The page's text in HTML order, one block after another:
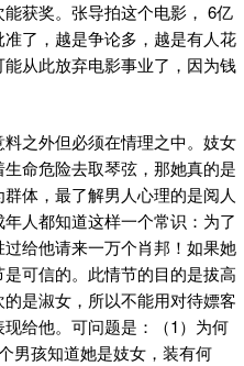
获奖。张导拍这个电影， 6亿
了，越是争论多，越是有人花
从此放弃电影事业了，因为钱
之外但必须在情理之中。妓女
命危险去取琴弦，那她真的是
体，最了解男人心理的是阅人
人都知道这样一个常识：为了
给他请来一万个肖邦！如果她
可信的。此情节的目的是拔高
是淑女，所以不能用对待嫖客
给他。可问题是：（1）为何
男孩知道她是妓女，装有何